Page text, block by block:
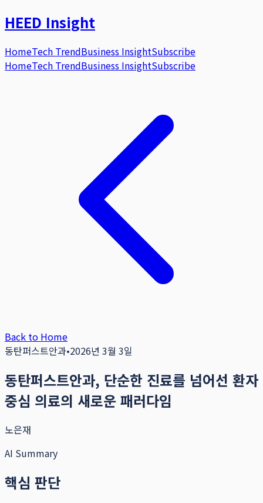
HEED Insight
HomeTech TrendBusiness InsightSubscribe
HomeTech TrendBusiness InsightSubscribe
Back to Home
동탄퍼스트안과•2026년 3월 3일
동탄퍼스트안과, 단순한 진료를 넘어선 환자
중심 의료의 새로운 패러다임
노은재
AI Summary
핵심 판단